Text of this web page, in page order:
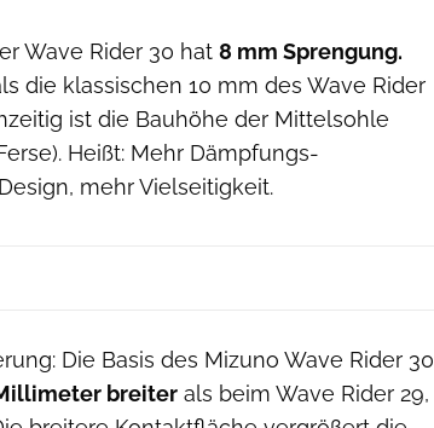
Wave Rider 30 hat 8 mm Sprengung.
die klassischen 10 mm des Wave Rider
ist die Bauhöhe der Mittelsohle
Heißt: Mehr Dämpfungs-
mehr Vielseitigkeit.
Die Basis des Mizuno Wave Rider 30
breiter als beim Wave Rider 29,